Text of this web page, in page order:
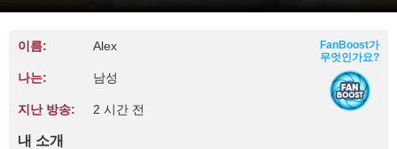
이름: Alex
나는: 남성
지난 방송: 2 시간 전
FanBoost가
무엇인가요?
내 소개